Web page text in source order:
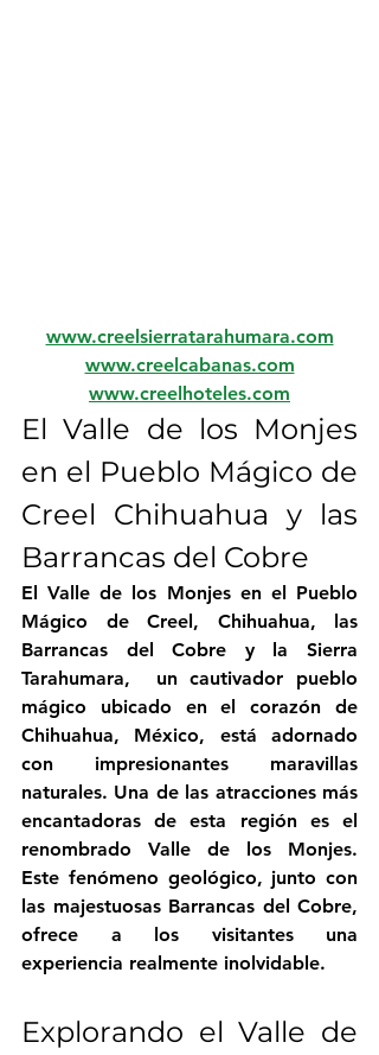
www.creelsierratarahumara.com
www.creelcabanas.com
www.creelhoteles.com
El Valle de los Monjes
en el Pueblo Mágico de
Creel Chihuahua y las
Barrancas del Cobre
El Valle de los Monjes en el Pueblo
Mágico de Creel, Chihuahua, las
Barrancas del Cobre y la Sierra
Tarahumara,  un cautivador pueblo
mágico ubicado en el corazón de
Chihuahua, México, está adornado
con impresionantes maravillas
naturales. Una de las atracciones más
encantadoras de esta región es el
renombrado Valle de los Monjes.
Este fenómeno geológico, junto con
las majestuosas Barrancas del Cobre,
ofrece a los visitantes una
experiencia realmente inolvidable.
Explorando el Valle de